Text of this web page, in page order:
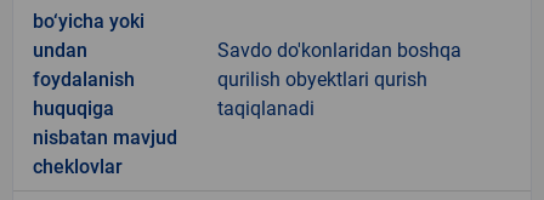
bo‘yicha yoki
undan
foydalanish
huquqiga
nisbatan mavjud
cheklovlar
Savdo do'konlaridan boshqa
qurilish obyektlari qurish
taqiqlanadi